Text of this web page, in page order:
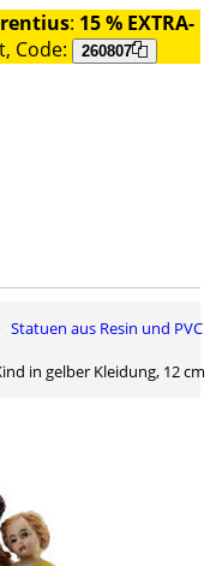
: 15 % EXTRA-
Code: 260807
Statuen aus Resin und PVC
in gelber Kleidung, 12 cm